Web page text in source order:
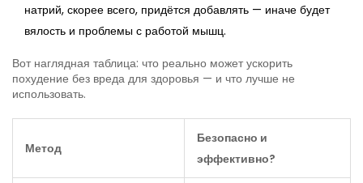
натрий, скорее всего, придётся добавлять — иначе будет
вялость и проблемы с работой мышц.
Вот наглядная таблица: что реально может ускорить
похудение без вреда для здоровья — и что лучше не
использовать.
Метод
Безопасно и
эффективно?